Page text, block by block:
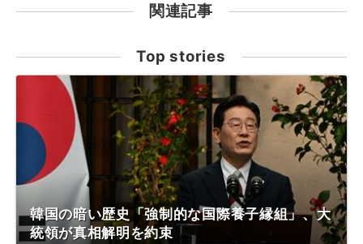
関連記事
Top stories
韓国の暗い歴史「強制的な国際養子縁組」、大
統領が真相解明を約束